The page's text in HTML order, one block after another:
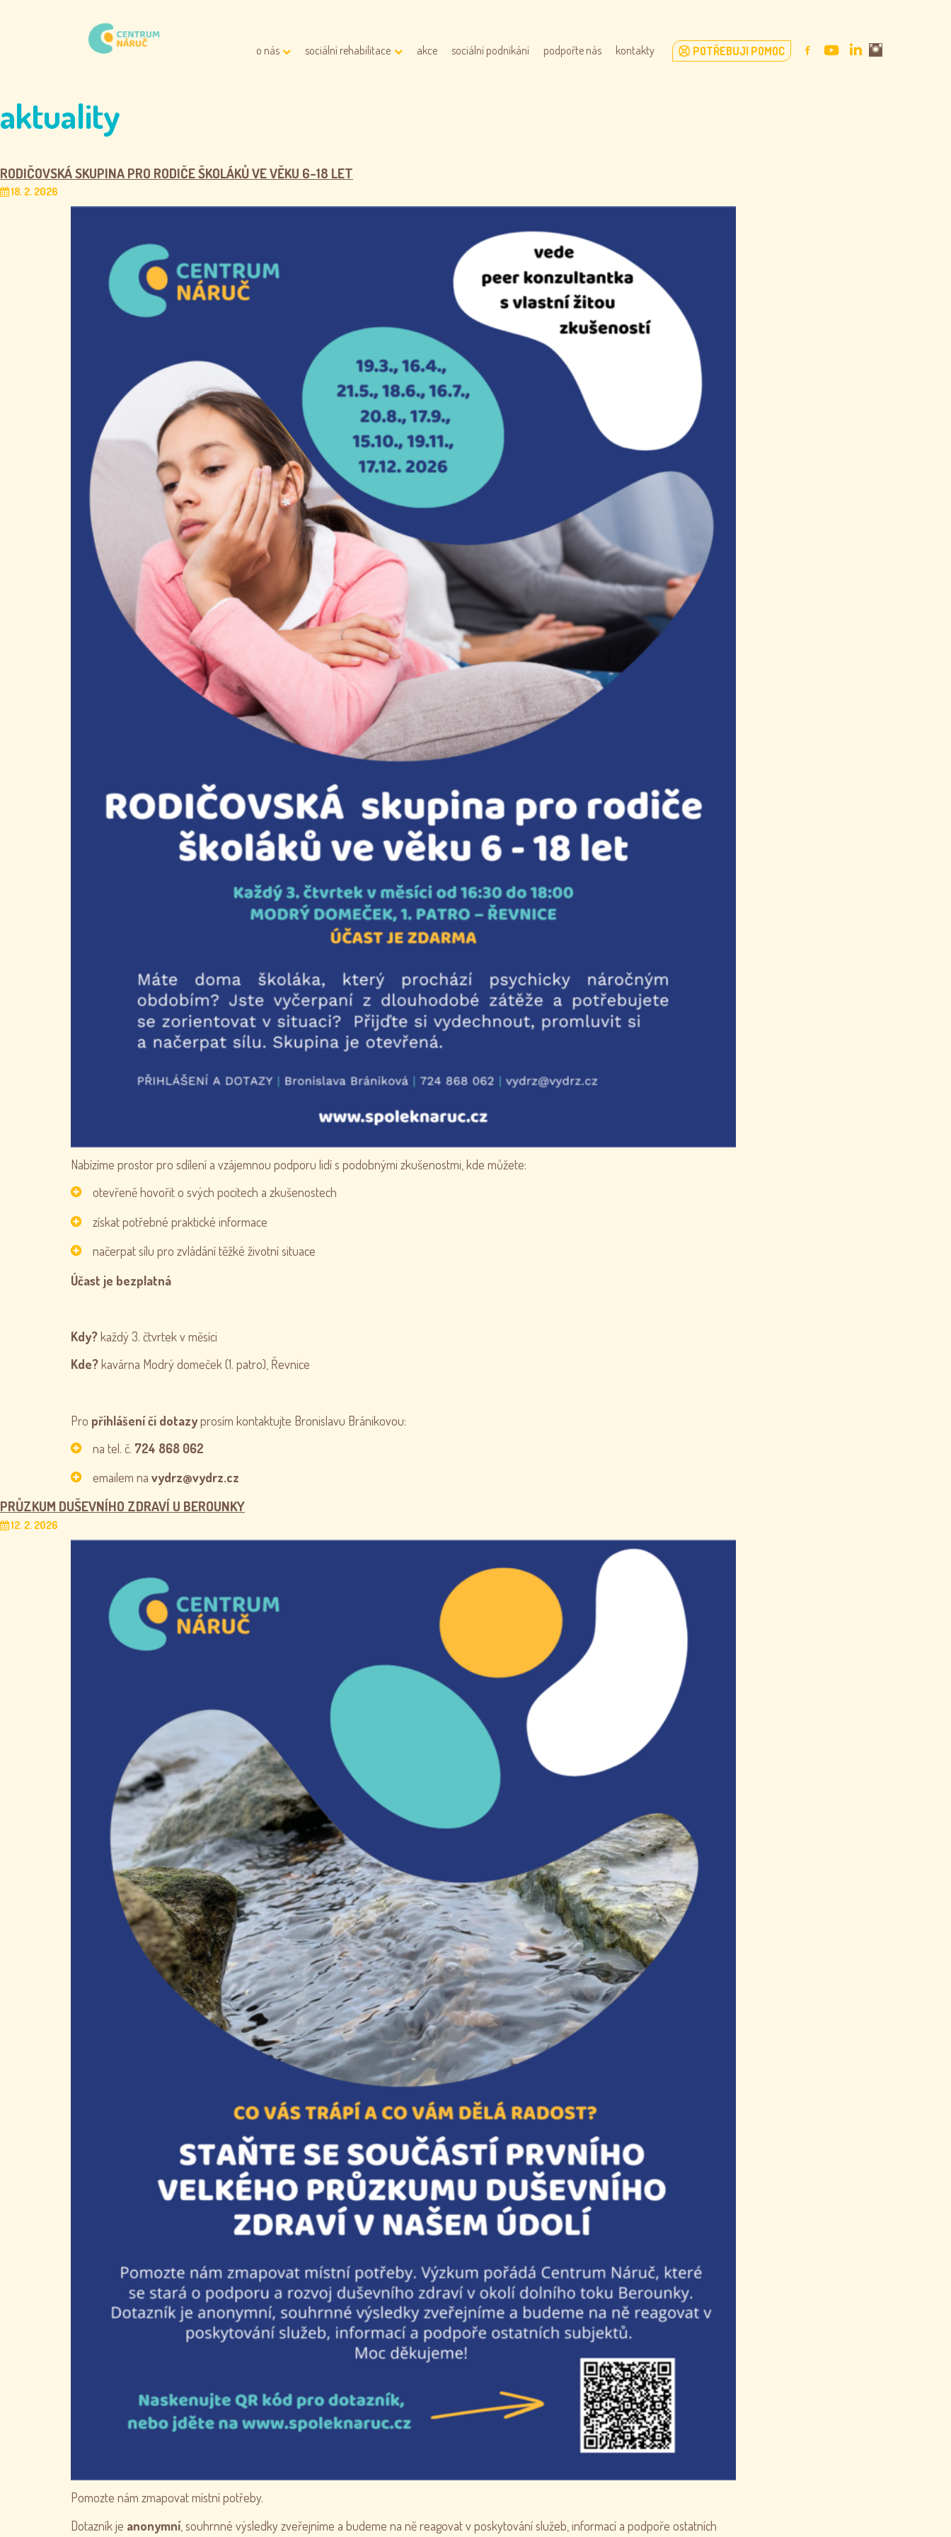
o nás sociální rehabilitace akce sociální podnikání podpořte nás kontakty POTŘEBUJI POMOC FACEBOOKYOUTUBE
LINKEDINinstagram
aktuality
RODIČOVSKÁ SKUPINA PRO RODIČE ŠKOLÁKŮ VE VĚKU 6-18 LET
18. 2. 2026
Nabízíme prostor pro sdílení a vzájemnou podporu lidí s podobnými zkušenostmi, kde můžete:
otevřeně hovořit o svých pocitech a zkušenostech
získat potřebné praktické informace
načerpat sílu pro zvládání těžké životní situace
Účast je bezplatná
Kdy?každý 3. čtvrtek v měsíci
Kde?kavárna Modrý domeček (1. patro), Řevnice
Pro přihlášení či dotazyprosím kontaktujte Bronislavu Bránikovou:
na tel. č. 724 868 062
emailem na vydrz@vydrz.cz
PRŮZKUM DUŠEVNÍHO ZDRAVÍ U BEROUNKY
12. 2. 2026
Pomozte nám zmapovat místní potřeby.
Dotazník je anonymní, souhrnné výsledky zveřejníme a budeme na ně reagovat v poskytování služeb, informací a podpoře ostatních